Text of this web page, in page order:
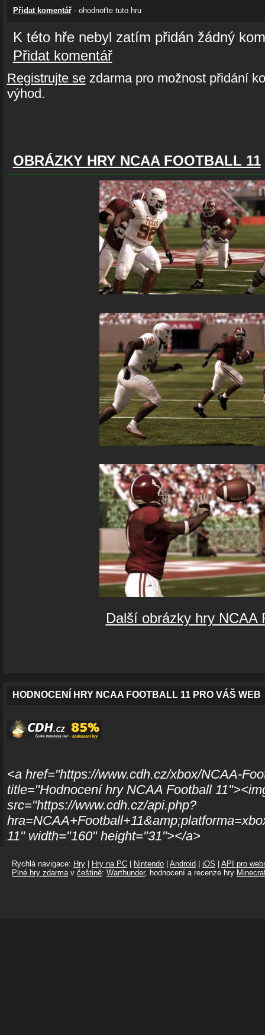
Přidat komentář- ohodnoťte tuto hru
K této hře nebyl zatím přidán žádný
Přidat komentář
Registrujte sezdarma pro možnost přidání
výhod.
OBRÁZKY HRY NCAA FOOTBALL 11
Další obrázky hry NCAA
HODNOCENÍ HRY NCAA FOOTBALL 11 PRO VÁŠ WEB
<a href="https://www.cdh.cz/xbox/NCAA-
title="Hodnocení hry NCAA Football
src="https://www.cdh.cz/api.php?
11" width="160" height="31"></a>
Rychlá navigace: Hry Hry na PC Nintendo Android iOS
API pro
Plné hry zdarmav češtině: Warthunder, hodnocení a recenze hry